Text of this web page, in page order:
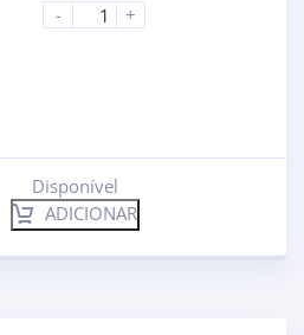
-
+
Disponível
ADICIONAR